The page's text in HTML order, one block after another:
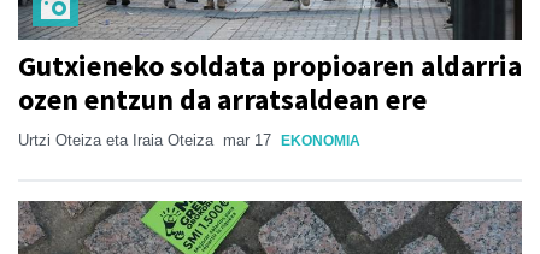
Gutxieneko soldata propioaren aldarria
ozen entzun da arratsaldean ere
Urtzi Oteiza eta Iraia Oteiza mar 17 EKONOMIA